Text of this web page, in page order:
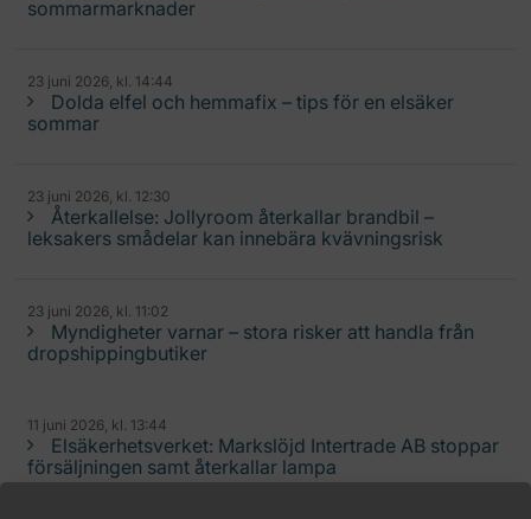
sommarmarknader
23 juni 2026, kl. 14:44
Dolda elfel och hemmafix – tips för en elsäker
sommar
23 juni 2026, kl. 12:30
Återkallelse: Jollyroom återkallar brandbil –
leksakers smådelar kan innebära kvävningsrisk
23 juni 2026, kl. 11:02
Myndigheter varnar – stora risker att handla från
dropshippingbutiker
11 juni 2026, kl. 13:44
Elsäkerhetsverket: Markslöjd Intertrade AB stoppar
försäljningen samt återkallar lampa